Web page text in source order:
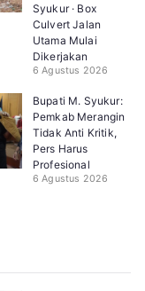
Syukur · Box
Culvert Jalan
Utama Mulai
Dikerjakan
6 Agustus 2026
Bupati M. Syukur:
Pemkab Merangin
Tidak Anti Kritik,
Pers Harus
Profesional
6 Agustus 2026